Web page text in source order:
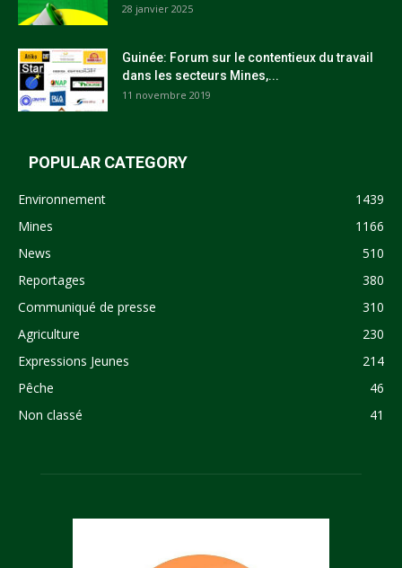
28 janvier 2025
Guinée: Forum sur le contentieux du travail
dans les secteurs Mines,...
11 novembre 2019
POPULAR CATEGORY
Environnement
1439
Mines
1166
News
510
Reportages
380
Communiqué de presse
310
Agriculture
230
Expressions Jeunes
214
Pêche
46
Non classé
41